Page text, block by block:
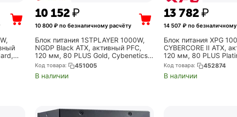
10 152₽
10 800₽ по безналичному расчёту
Блок питания 1STPLAYER 1000W,
NGDP Black ATX, активный PFC,
120 мм, 80 PLUS Gold, Cybenetics
Gold, модульные кабели (HA-
1000BA4)
Код товара: 451005
В наличии
13 782₽
14 507 ₽ по безналичному
Блок питания XPG
CYBERCORE II ATX,
120 мм, 80 PLUS
модульные кабели
(CYBERCOREII1000P-
Код товара: 452874
В наличии